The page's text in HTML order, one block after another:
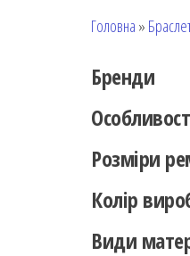
Головна »
Бренди
Розміри
Колір
Види